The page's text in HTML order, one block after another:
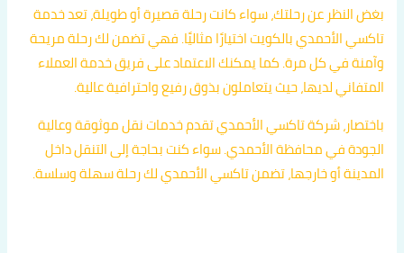
بغض النظر عن رحلتك، سواء كانت رحلة قصيرة أو طويلة، تعد خدمة
تاكسي الأحمدي بالكويت اختيارًا مثاليًا. فهي تضمن لك رحلة مريحة
وآمنة في كل مرة. كما يمكنك الاعتماد على فريق خدمة العملاء
المتفاني لديها، حيث يتعاملون بذوق رفيع واحترافية عالية.
باختصار، شركة تاكسي الأحمدي تقدم خدمات نقل موثوقة وعالية
الجودة في محافظة الأحمدي. سواء كنت بحاجة إلى التنقل داخل
المدينة أو خارجها، تضمن تاكسي الأحمدي لك رحلة سهلة وسلسة.